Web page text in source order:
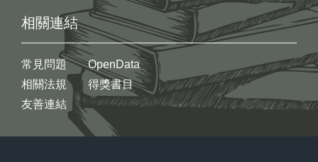
相關連結
常見問題
相關法規
友善連結
OpenData
得獎書目